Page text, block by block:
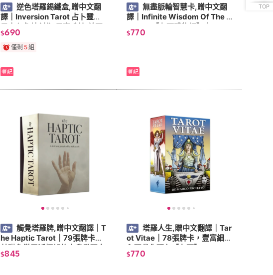
逆色塔羅錫鐵盒,贈中文翻
譯｜Inversion Tarot 占卜靈感,
黑白色負片創作,馬賽系統,美國
遊戲發行【左西】
$690
僅剩 5組
登記
無盡脈輪智慧卡,贈中文翻
譯｜Infinite Wisdom Of The C
hakras【左西購物網】｜
$770
登記
觸覺塔羅牌,贈中文翻譯｜T
he Haptic Tarot｜79張牌卡，
基礎象徵靈活框架的自我發現之
旅【左西】
$845
塔羅人生,贈中文翻譯｜Tar
ot Vitae｜78張牌卡，豐富細節
和現代化配色【左西】
$770
TOP